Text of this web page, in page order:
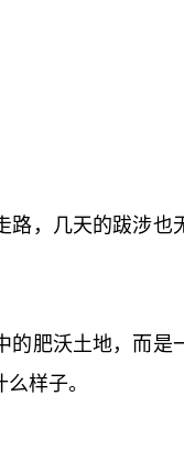
，几天的跋涉
肥沃土地，而
样子。